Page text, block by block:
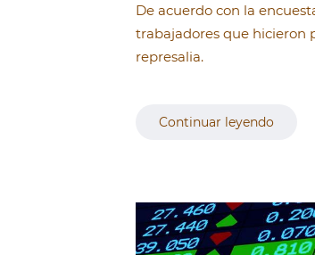
De acuerdo con la
trabajadores que hicieron
represalia.
Continuar leyendo